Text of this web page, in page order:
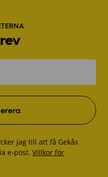
jag till att få Gekås
e-post. Villkor för